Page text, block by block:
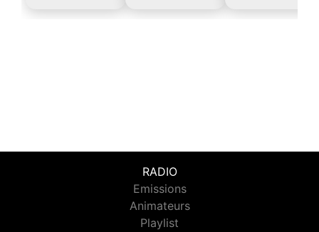
RADIO
Emissions
Animateurs
Playlist